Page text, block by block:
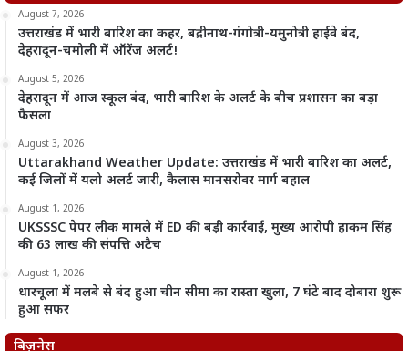
August 7, 2026
उत्तराखंड में भारी बारिश का कहर, बद्रीनाथ-गंगोत्री-यमुनोत्री हाईवे बंद,
देहरादून-चमोली में ऑरेंज अलर्ट!
August 5, 2026
देहरादून में आज स्कूल बंद, भारी बारिश के अलर्ट के बीच प्रशासन का बड़ा
फैसला
August 3, 2026
Uttarakhand Weather Update: उत्तराखंड में भारी बारिश का अलर्ट,
कई जिलों में यलो अलर्ट जारी, कैलास मानसरोवर मार्ग बहाल
August 1, 2026
UKSSSC पेपर लीक मामले में ED की बड़ी कार्रवाई, मुख्य आरोपी हाकम सिंह
की 63 लाख की संपत्ति अटैच
August 1, 2026
धारचूला में मलबे से बंद हुआ चीन सीमा का रास्ता खुला, 7 घंटे बाद दोबारा शुरू
हुआ सफर
बिज़नेस